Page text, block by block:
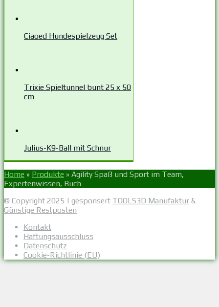
Ciaoed Hundespielzeug Set
Trixie Spieltunnel bunt 25 x 50
cm
Julius-K9-Ball mit Schnur
Home » Produkte » Agility Spaß und Sport im Team,
Expertenwissen, Buch
© Copyright 2025 | gesponsert TOOLS3D Manufaktur &
Günstige Restposten
Kontakt
Haftungsausschluss
Datenschutz
Cookie-Richtlinie (EU)